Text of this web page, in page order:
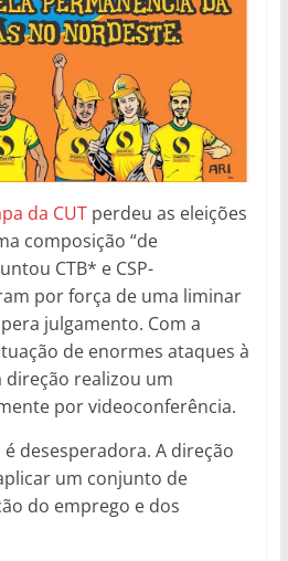
da CUTperdeu as eleições
composição “de
CTB* e CSP-
por força de uma liminar
julgamento. Com a
de enormes ataques à
direção realizou um
por videoconferência.
desesperadora. A direção
um conjunto de
do emprego e dos